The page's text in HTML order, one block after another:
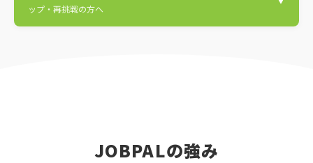
ップ・再挑戦の方へ
JOBPALの強み